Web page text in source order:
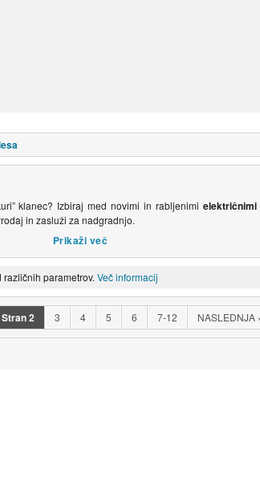
klanec? Izbiraj med novimi in rabljenimi
in zasluži za nadgradnjo.
parametrov. Več informacij
Stran2 3 4 5 6 7-12 NASLEDNJA